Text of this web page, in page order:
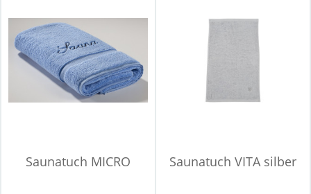
Saunatuch MICRO Saunatuch VITA silber